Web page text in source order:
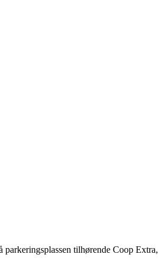
parkeringsplassen tilhørende Coop Extra,